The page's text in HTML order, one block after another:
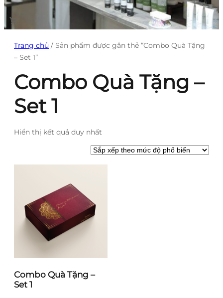
Trang chủ / Sản phẩm được gắn thẻ “Combo Quà Tặng
– Set 1”
Combo Quà Tặng –
Set 1
Hiển thị kết quả duy nhất
Combo Quà Tặng –
Set 1